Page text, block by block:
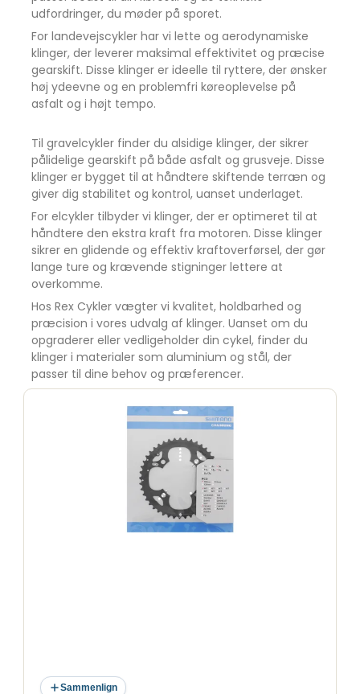
udfordringer, du møder på sporet.
For landevejscykler har vi lette og aerodynamiske
klinger, der leverer maksimal effektivitet og præcise
gearskift. Disse klinger er ideelle til ryttere, der ønsker
høj ydeevne og en problemfri køreoplevelse på
asfalt og i højt tempo.
Til gravelcykler finder du alsidige klinger, der sikrer
pålidelige gearskift på både asfalt og grusveje. Disse
klinger er bygget til at håndtere skiftende terræn og
giver dig stabilitet og kontrol, uanset underlaget.
For elcykler tilbyder vi klinger, der er optimeret til at
håndtere den ekstra kraft fra motoren. Disse klinger
sikrer en glidende og effektiv kraftoverførsel, der gør
lange ture og krævende stigninger lettere at
overkomme.
Hos Rex Cykler vægter vi kvalitet, holdbarhed og
præcision i vores udvalg af klinger. Uanset om du
opgraderer eller vedligeholder din cykel, finder du
klinger i materialer som aluminium og stål, der
passer til dine behov og præferencer.
Sammenlign